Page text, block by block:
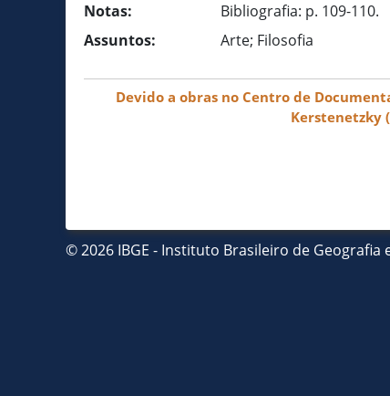
Notas:
Bibliografia: p. 109-110.
Assuntos:
Arte; Filosofia
Devido a obras no Centro de
Kerstenetzky
© 2026 IBGE - Instituto Brasileiro de Geografia